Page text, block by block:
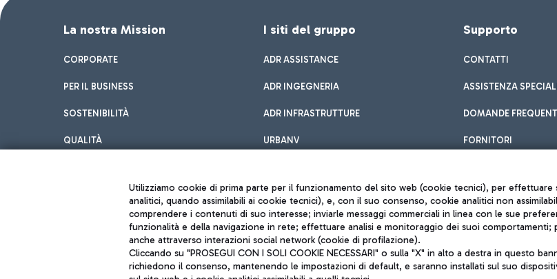
La nostra Mission
CORPORATE
PER IL BUSINESS
SOSTENIBILITÀ
QUALITÀ
I siti del gruppo
ADR ASSISTANCE
ADR INGEGNERIA
ADR INFRASTRUTTURE
URBANV
Supporto
CONTATTI
ASSISTENZA
DOMANDE FREQUENTI
FORNITORI
Note legali
Mappa sito
Utilizziamo cookie di prima parte per il funzionamento del sito web (cookie tecnici), per
analitici, quando assimilabili ai cookie tecnici), e, con il suo consenso, cookie analitici non
comprendere i contenuti di suo interesse; inviarle messaggi commerciali in linea con le sue
funzionalità e della navigazione in rete; effettuare analisi e monitoraggio dei suoi comportamenti;
anche attraverso interazioni social network (cookie di profilazione).
Cliccando su "PROSEGUI CON I SOLI COOKIE NECESSARI" o sulla "X" in alto a destra in questo
richiedono il consenso, mantenendo le impostazioni di default, e saranno installati sul suo